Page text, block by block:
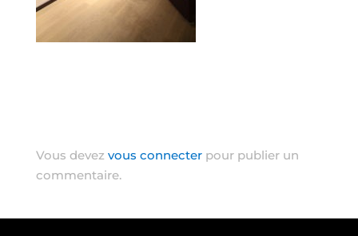
Vous devez vous connecterpour publier un
commentaire.